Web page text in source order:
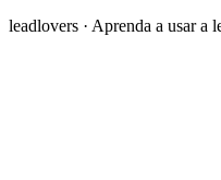
leadlovers · Aprenda a usar a